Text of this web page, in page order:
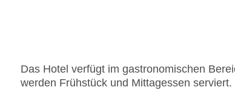
Das Hotel verfügt im gastronomischen
werden Frühstück und Mittagessen